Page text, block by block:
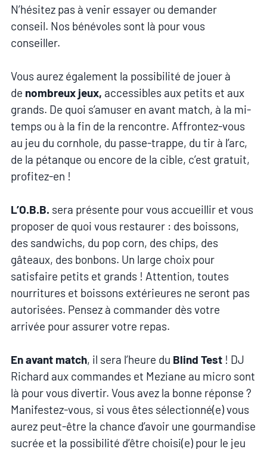
N’hésitez pas à venir essayer ou demander
conseil. Nos bénévoles sont là pour vous
conseiller.
Vous aurez également la possibilité de jouer à
de nombreux jeux, accessibles aux petits et aux
grands. De quoi s’amuser en avant match, à la mi-
temps ou à la fin de la rencontre. Affrontez-vous
au jeu du cornhole, du passe-trappe, du tir à l’arc,
de la pétanque ou encore de la cible, c’est gratuit,
profitez-en !
L’O.B.B. sera présente pour vous accueillir et vous
proposer de quoi vous restaurer : des boissons,
des sandwichs, du pop corn, des chips, des
gâteaux, des bonbons. Un large choix pour
satisfaire petits et grands ! Attention, toutes
nourritures et boissons extérieures ne seront pas
autorisées. Pensez à commander dès votre
arrivée pour assurer votre repas.
En avant match, il sera l’heure du Blind Test! DJ
Richard aux commandes et Meziane au micro sont
là pour vous divertir. Vous avez la bonne réponse ?
Manifestez-vous, si vous êtes sélectionné(e) vous
aurez peut-être la chance d’avoir une gourmandise
sucrée et la possibilité d’être choisi(e) pour le jeu